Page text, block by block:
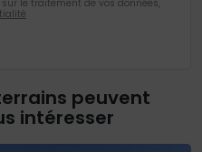
le traitement de vos données,
peuvent
intéresser